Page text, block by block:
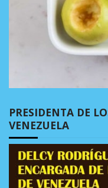
PRESIDENTA DE
VENEZUELA